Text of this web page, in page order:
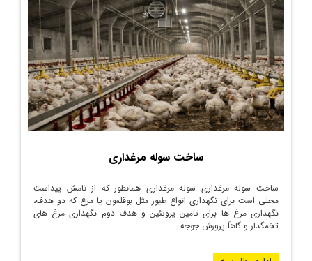
ساخت سوله مرغداری
ساخت سوله مرغداری سوله مرغداری همانطور که از نامش پیداست
محلی است برای نگهداری انواع طیور مثل بوقلمون یا مرغ که دو هدف،
نگهداری مرغ ها برای تامین پروتئین و هدف دوم نگهداری مرغ های
تخمگذار و گاهاً پرورش جوجه ...